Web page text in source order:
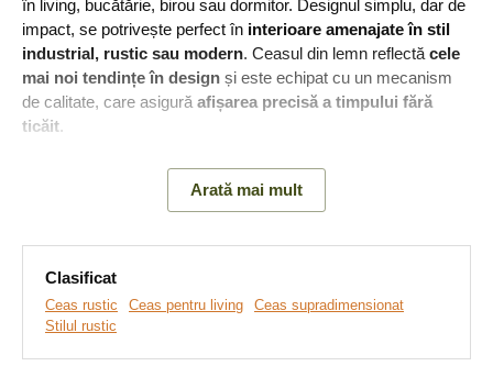
în living, bucătărie, birou sau dormitor. Designul simplu, dar de
impact, se potrivește perfect în interioare amenajate în stil
industrial, rustic sau modern. Ceasul din lemn reflectă cele
mai noi tendințe în design și este echipat cu un mecanism
de calitate, care asigură afișarea precisă a timpului fără
ticăit.
plăci din fibră de lemn de câte 3 mm fiecare. Cifrele romane,
3 mm grosime și poate fi personalizată în nuanța dorită.
Principalele avantaje ale ceasului din
Arată mai mult
Clasificat
Ceas rustic Ceas pentru living
Ceas supradimensionat
Stilul rustic